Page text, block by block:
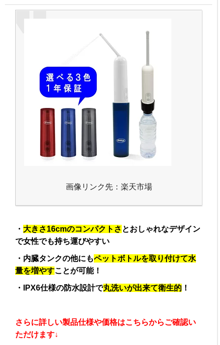
画像リンク先：楽天市場
・ 大きさ16cmのコンパクトさ とおしゃれなデザイン
で女性でも持ち運びやすい
・内臓タンクの他にもペットボトルを取り付けて水
量を増やすことが可能！
・IPX6仕様の防水設計で丸洗いが出来て衛生的 ！
さらに詳しい製品仕様や価格はこちらからご確認い
ただけます↓